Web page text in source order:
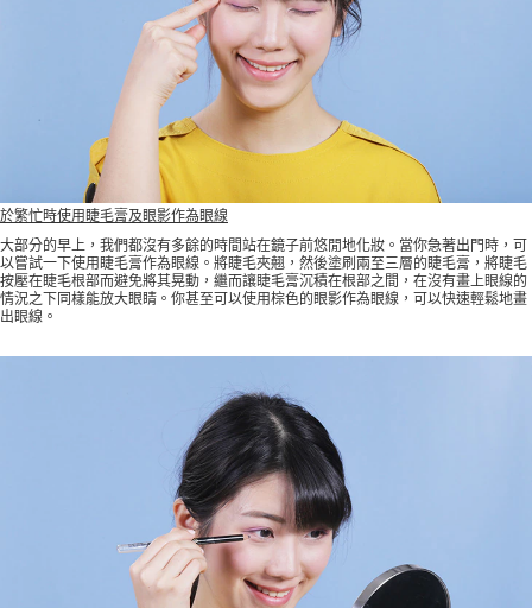
於繁忙時使用睫毛膏及眼影作為眼線
大部分的早上，我們都沒有多餘的時間站在鏡子前悠閒地化妝。當你急著出門時，可
以嘗試一下使用睫毛膏作為眼線。將睫毛夾翹，然後塗刷兩至三層的睫毛膏，將睫毛
按壓在睫毛根部而避免將其晃動，繼而讓睫毛膏沉積在根部之間，在沒有畫上眼線的
情況之下同樣能放大眼睛。你甚至可以使用棕色的眼影作為眼線，可以快速輕鬆地畫
出眼線。